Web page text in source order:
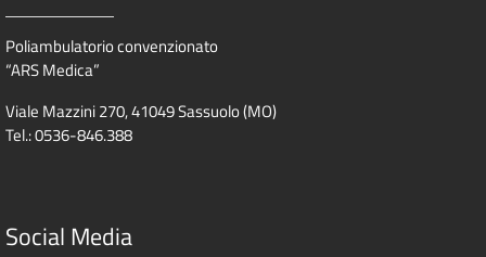
Poliambulatorio convenzionato
“ARS Medica”
Viale Mazzini 270, 41049 Sassuolo (MO)
Tel.: 0536-846.388
Social Media